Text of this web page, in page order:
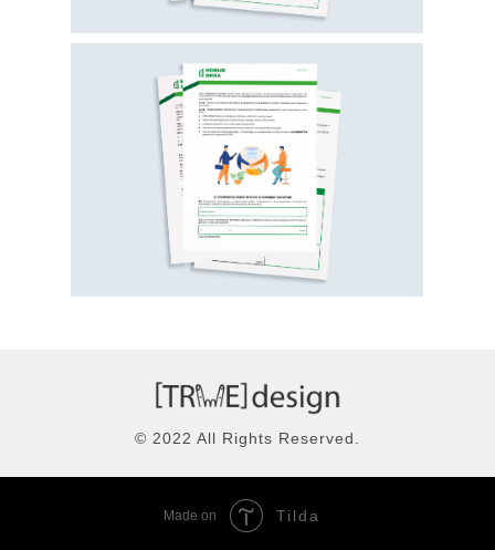
© 2022 All Rights Reserved.
Made on Tilda